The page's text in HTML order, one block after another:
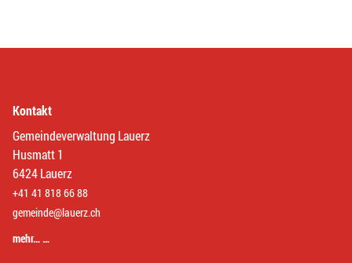
Kontakt
Gemeindeverwaltung Lauerz
Husmatt 1
6424 Lauerz
+41 41 818 66 88
gemeinde@lauerz.ch
mehr… …